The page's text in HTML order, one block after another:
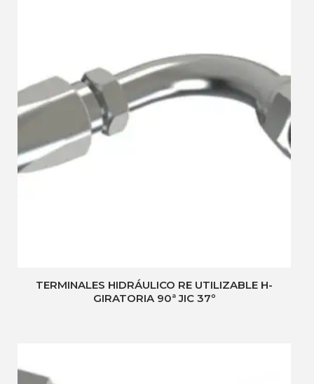
TERMINALES HIDRÁULICO RE UTILIZABLE H-
GIRATORIA 90ª JIC 37º